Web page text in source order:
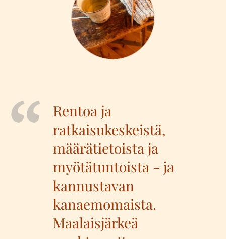
Rentoa ja
ratkaisukeskeistä,
määrätietoista ja
myötätuntoista - ja
kannustavan
kanaemomaista.
Maalaisjärkeä